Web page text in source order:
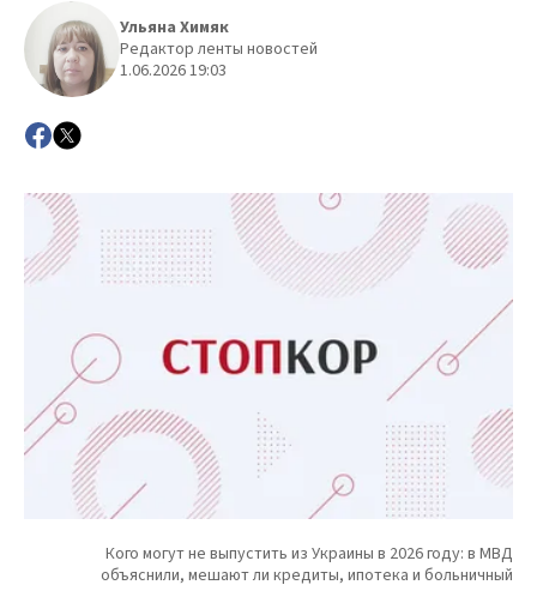
Ульяна Химяк
Редактор ленты новостей
1.06.2026 19:03